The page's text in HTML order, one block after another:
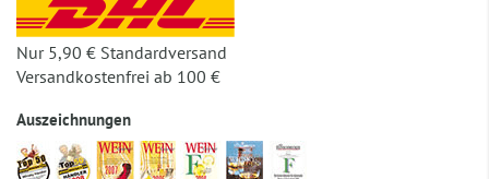
Nur 5,90 € Standardversand
Versandkostenfrei ab 100 €
Auszeichnungen